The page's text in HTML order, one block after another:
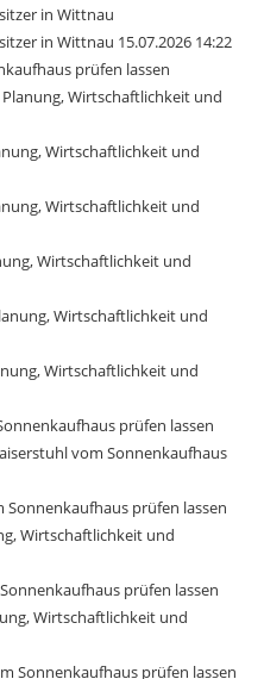
in Wittnau
in Wittnau 15.07.2026 14:22
prüfen lassen
Wirtschaftlichkeit und
Wirtschaftlichkeit und
Wirtschaftlichkeit und
Wirtschaftlichkeit und
Wirtschaftlichkeit und
Wirtschaftlichkeit und
prüfen lassen
vom Sonnenkaufhaus
prüfen lassen
Wirtschaftlichkeit und
prüfen lassen
Wirtschaftlichkeit und
Sonnenkaufhaus prüfen lassen